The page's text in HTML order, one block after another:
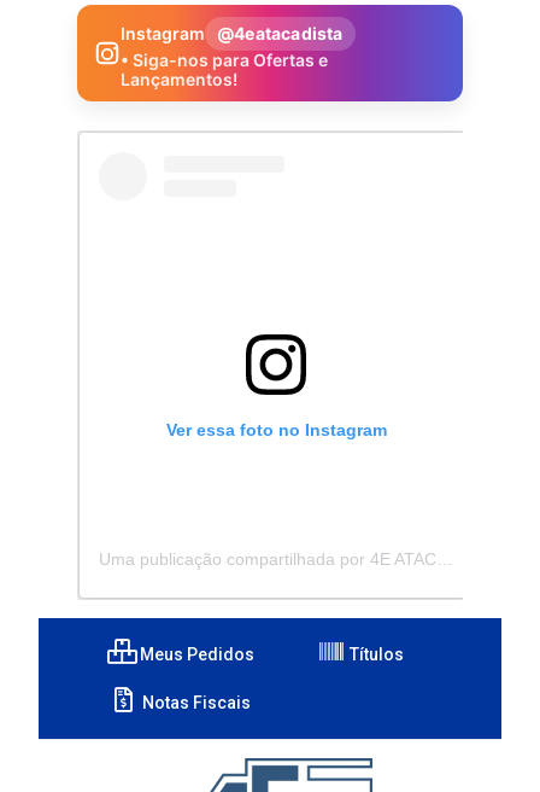
Instagram
@4eatacadista
• Siga-nos para Ofertas e
Lançamentos!
Ver essa foto no Instagram
Meus Pedidos Títulos
Notas Fiscais